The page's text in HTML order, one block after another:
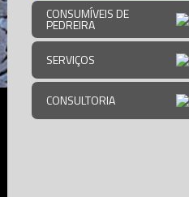
CONSUMÍVEIS DE
PEDREIRA
SERVIÇOS
CONSULTORIA